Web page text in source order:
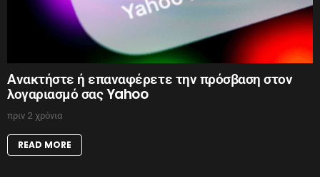
Ανακτήστε ή επαναφέρετε την πρόσβαση στον
λογαριασμό σας Yahoo
πριν 2 χρόνια
READ MORE